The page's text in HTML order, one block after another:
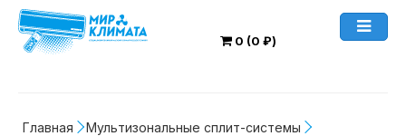
0 (0 ₽)
Главная
Мультизональные сплит-системы